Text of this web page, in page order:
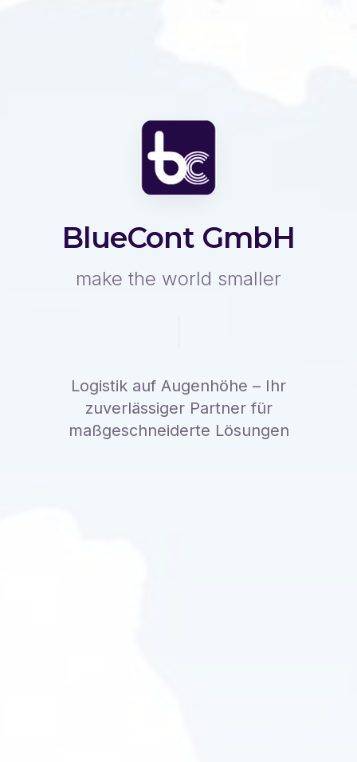
BlueCont GmbH
make the world smaller
Logistik auf Augenhöhe – Ihr
zuverlässiger Partner für
maßgeschneiderte Lösungen